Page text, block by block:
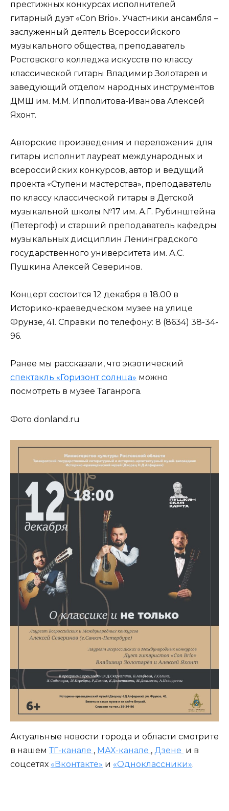
престижных конкурсах исполнителей
гитарный дуэт «Con Brio». Участники ансамбля –
заслуженный деятель Всероссийского
музыкального общества, преподаватель
Ростовского колледжа искусств по классу
классической гитары Владимир Золотарев и
заведующий отделом народных инструментов
ДМШ им. М.М. Ипполитова-Иванова Алексей
Яхонт.
Авторские произведения и переложения для
гитары исполнит лауреат международных и
всероссийских конкурсов, автор и ведущий
проекта «Ступени мастерства», преподаватель
по классу классической гитары в Детской
музыкальной школы №17 им. А.Г. Рубинштейна
(Петергоф) и старший преподаватель кафедры
музыкальных дисциплин Ленинградского
государственного университета им. А.С.
Пушкина Алексей Северинов.
Концерт состоится 12 декабря в 18.00 в
Историко-краеведческом музее на улице
Фрунзе, 41. Справки по телефону: 8 (8634) 38-34-
96.
Ранее мы рассказали, что экзотический
спектакль «Горизонт солнца» можно
посмотреть в музее Таганрога.
Фото donland.ru
Актуальные новости города и области смотрите
в нашем ТГ-канале , МАХ-канале , Дзене и в
соцсетях «Вконтакте» и «Одноклассники».